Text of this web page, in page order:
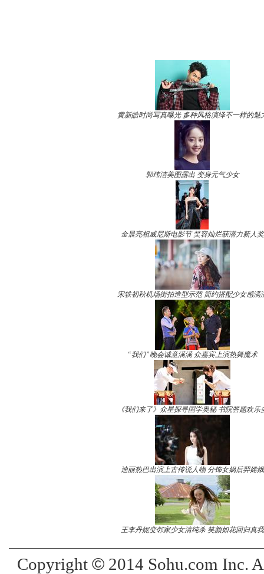
黄新皓时尚写真曝光 多种风格演绎不一样的魅
郭玮洁美图露出 变身元气少女
金晨亮相威尼斯电影节 笑容灿烂获潜力新人奖
宋轶初秋机场街拍造型示范 简约搭配少女感满
“我们”晚会诚意满满 众嘉宾上演热舞魔术
《我们来了》众星探寻国学奥秘 书院答题欢乐
迪丽热巴出演上古传说人物 分饰女娲后羿嫦娥
王李丹妮变邻家少女清纯杀 笑颜如花回归真我
Copyright ©2014 Sohu.com Inc.